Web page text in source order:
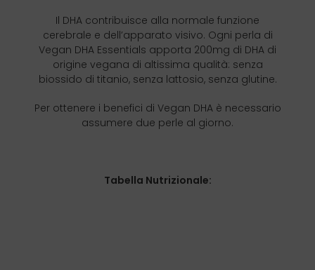
Il DHA contribuisce alla normale funzione
cerebrale e dell’apparato visivo. Ogni perla di
Vegan DHA Essentials apporta 200mg di DHA di
origine vegana di altissima qualità: senza
biossido di titanio, senza lattosio, senza glutine.
Per ottenere i benefici di Vegan DHA è necessario
assumere due perle al giorno.
Tabella Nutrizionale: